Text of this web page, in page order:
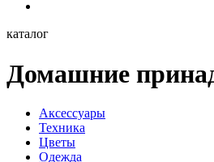
каталог
Домашние
Аксессуары
Техника
Цветы
Одежда